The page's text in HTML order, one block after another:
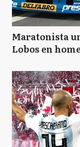
Maratonista
Lobos en